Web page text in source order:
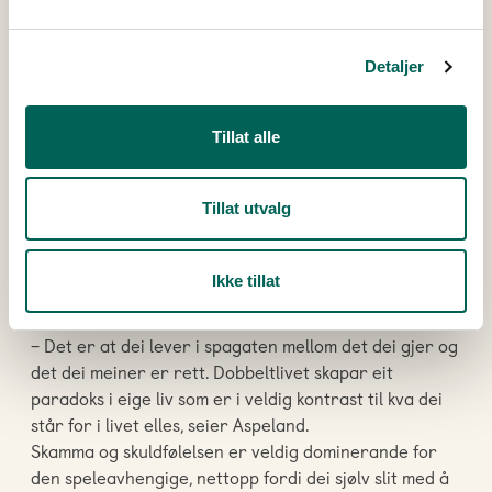
Detaljer
Tillat alle
Tillat utvalg
Ikke tillat
-Vi opplev ganske ofte at personen er kjent, eller at
sjukehus. Andre igjen har kanskje jobbar som ikkje
tillèt ordinær poliklinisk behandling, seier Nilsen.
I rusavhengigheit er pasientane ofte flinke til å finne
forklaringar på sine problem, som for eksempel
behovet for sjølvmedisinering. Speleavhengigheit har
– Det er at dei lever i spagaten mellom det dei gjer og
det dei meiner er rett. Dobbeltlivet skapar eit
paradoks i eige liv som er i veldig kontrast til kva dei
står for i livet elles, seier Aspeland.
Skamma og skuldfølelsen er veldig dominerande for
den speleavhengige, nettopp fordi dei sjølv slit med å